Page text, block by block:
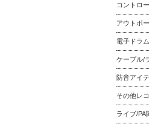
コントロ
アウトボ
電子ドラ
ケーブル/
防音アイ
その他レ
ライブ/PA